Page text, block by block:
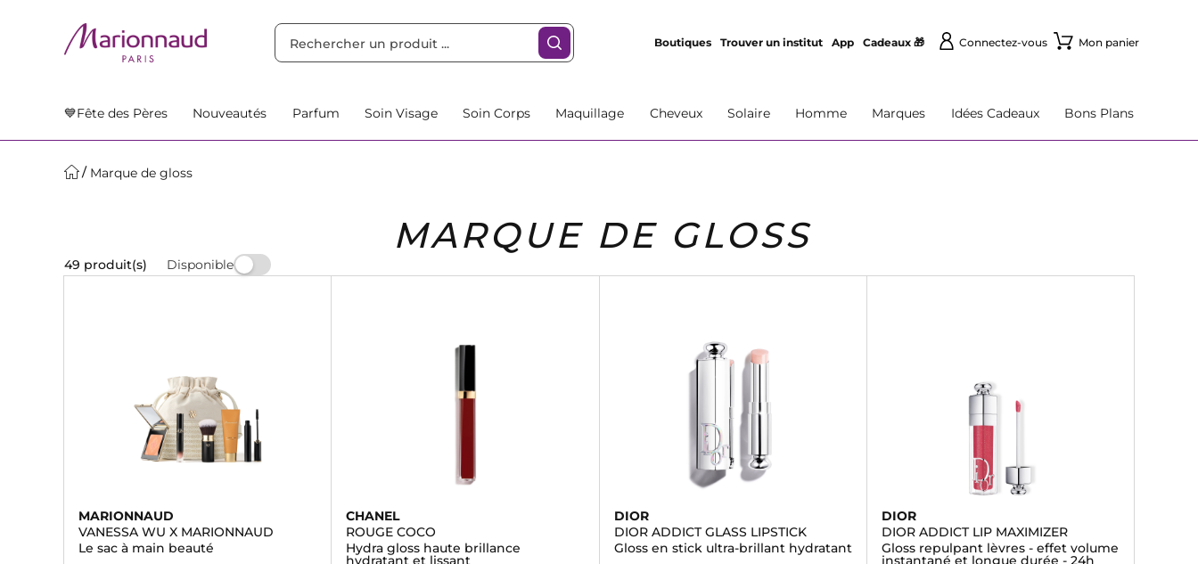
Boutiques Trouver un institut App Cadeaux 🎁 Connectez-vous Mon panier
💙Fête des Pères Nouveautés Parfum Soin Visage Soin Corps Maquillage Cheveux Solaire Homme Marques Idées Cadeaux Bons Plans
Marque de gloss
MARQUE DE GLOSS
49 produit(s) Disponible
MARIONNAUD
VANESSA WU X MARIONNAUD
Le sac à main beauté
CHANEL
ROUGE COCO
Hydra gloss haute brillance
hydratant et lissant
DIOR
DIOR ADDICT GLASS LIPSTICK
Gloss en stick ultra-brillant hydratant
DIOR
DIOR ADDICT LIP MAXIMIZER
Gloss repulpant lèvres - effet volume
instantané et longue durée - 24h